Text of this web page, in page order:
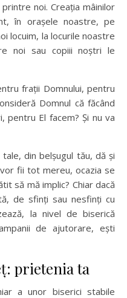
noi. Creația mâinilor
în orașele noastre, pe
locuim, la locurile noastre
noi sau copiii noștri le
frații Domnului, pentru
Domnul că făcând
pentru El facem? Și nu va
din belșugul tău, dă și
fii tot mereu, ocazia se
să mă implic? Chiar dacă
de sfinți sau nesfinți cu
la nivel de biserică
de ajutorare, ești
prietenia ta
a unor biserici stabile